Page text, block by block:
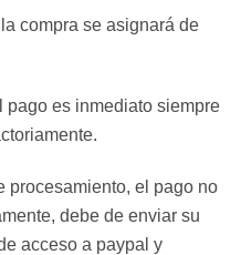
compra se asignará de
es inmediato siempre
procesamiento, el pago no
debe de enviar su
acceso a paypal y